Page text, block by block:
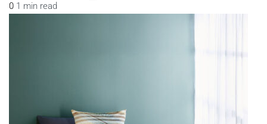
0 1 min read